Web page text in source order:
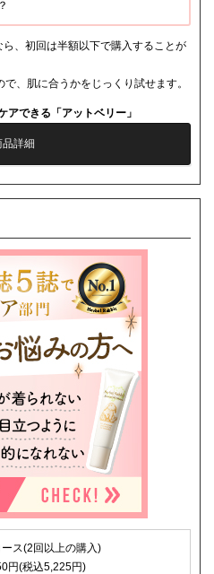
、初回は半額以下で購入することが
、肌に合うかをじっくり試せます。
アできる「アットベリー」
品詳細
ース(2回以上の購入)
円(税込5,225円)